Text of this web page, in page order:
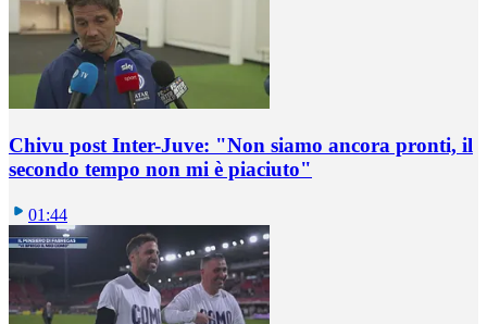
Chivu post Inter-Juve: "Non siamo ancora pronti, il
secondo tempo non mi è piaciuto"
01:44